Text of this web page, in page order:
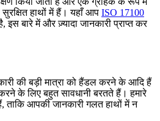
हाथों में हैं। यहाँ आप ISO 17100
इस बारे में और ज़्यादा जानकारी प्राप्त कर
की बड़ी मात्रा को हैंडल करने के आदि हैं
के लिए बहुत सावधानी बरतते हैं। हमारे
ताकि आपकी जानकारी गलत हाथों में न